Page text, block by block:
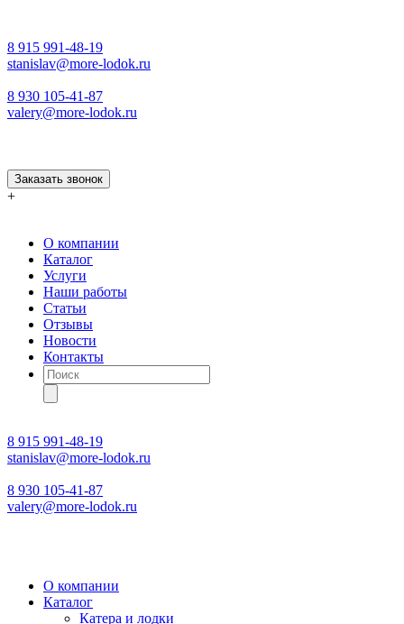
8 915 991-48-19
stanislav@more-lodok.ru
8 930 105-41-87
valery@more-lodok.ru
Заказать звонок
+
О компании
Каталог
Услуги
Наши работы
Статьи
Отзывы
Новости
Контакты
Поиск
товаров
8 915 991-48-19
stanislav@more-lodok.ru
8 930 105-41-87
valery@more-lodok.ru
О компании
Каталог
Катера и лодки